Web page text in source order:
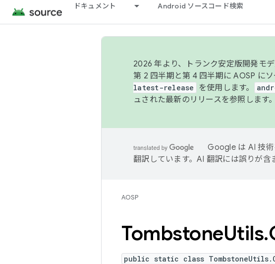
ドキュメント Android ソースコード検索
2026 年より、トランク安定版開発モ
第 2 四半期と第 4 四半期に AOSP に
latest-release
を使用します。
ュされた最新のリリースを参照します
Google は AI 技
翻訳しています。AI 翻訳には誤りが含
AOSP
TombstoneUtils.
public static class